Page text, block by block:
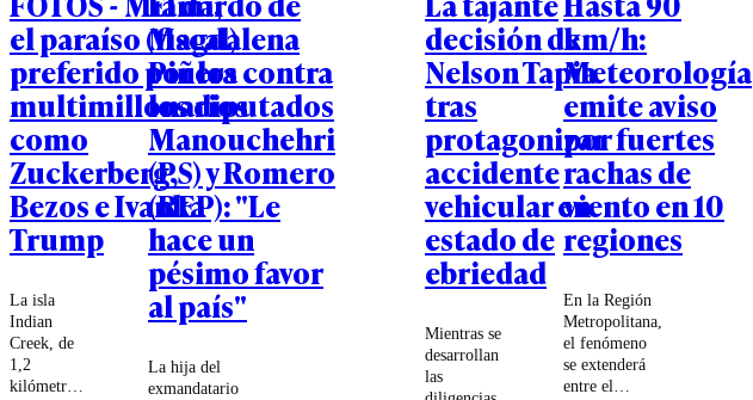
el paraíso (fiscal)
preferido por los
multimillonarios
como
Zuckerberg,
Bezos e Ivanka
Trump
La isla
Indian
Creek, de
1,2
kilómetros
Magdalena
Piñera contra
los diputados
Manouchehri
(PS) y Romero
(REP): "Le
hace un
pésimo favor
al país"
La hija del
exmandatario
decisión de
Nelson Tapia
tras
protagonizar
accidente
vehicular en
estado de
ebriedad
Mientras se
desarrollan
las
km/h:
Meteorología
emite aviso
por fuertes
rachas de
viento en 10
regiones
En la Región
Metropolitana,
el fenómeno
se extenderá
entre el